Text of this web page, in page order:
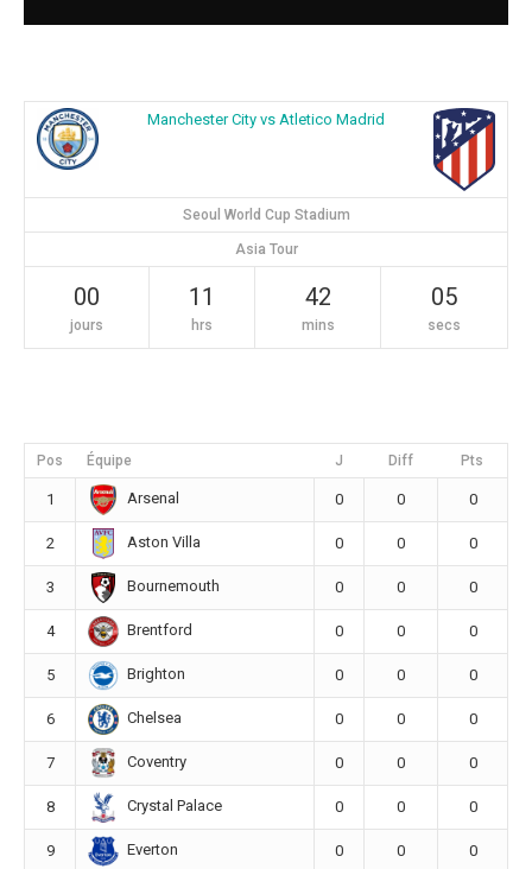
Manchester City vs Atletico Madrid
Seoul World Cup Stadium
Asia Tour
00
jours
11
hrs
42
mins
04
secs
Pos Équipe J Diff Pts
1 Arsenal 0 0 0
2 Aston Villa 0 0 0
3 Bournemouth 0 0 0
4 Brentford 0 0 0
5 Brighton 0 0 0
6 Chelsea 0 0 0
7 Coventry 0 0 0
8 Crystal Palace 0 0 0
9 Everton 0 0 0